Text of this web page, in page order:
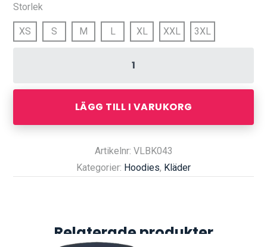
Storlek
XS S M L XL XXL 3XL
LÄGG TILL I VARUKORG
Artikelnr: VLBK043
Kategorier: Hoodies, Kläder
Relaterade produkter